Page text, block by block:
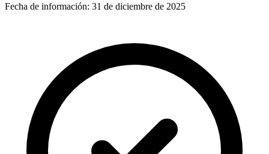
Fecha de información: 31 de diciembre de 2025